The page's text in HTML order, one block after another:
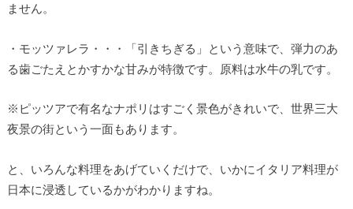
ません。
・モッツァレラ・・・「引きちぎる」という意味で、弾力のあ
る歯ごたえとかすかな甘みが特徴です。原料は水牛の乳です。
※ピッツアで有名なナポリはすごく景色がきれいで、世界三大
夜景の街という一面もあります。
と、いろんな料理をあげていくだけで、いかにイタリア料理が
日本に浸透しているかがわかりますね。